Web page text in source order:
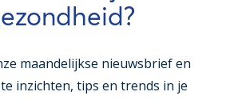
maandelijkse nieuwsbrief en
inzichten, tips en trends in je